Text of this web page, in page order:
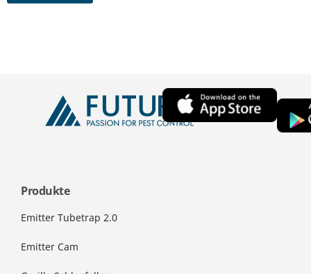
Produkte
Emitter Tubetrap 2.0
Emitter Cam